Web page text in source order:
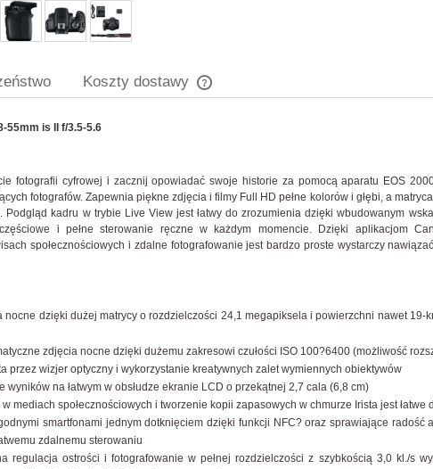
Koszty dostawy
55mm is II f/3.5-5.6
fotografii cyfrowej i zacznij opowiadać swoje historie za pomocą aparatu EOS
fotografów. Zapewnia piękne zdjęcia i filmy Full HD pełne kolorów i głębi, a
Podgląd kadru w trybie Live View jest łatwy do zrozumienia dzięki wbudowanym
i pełne sterowanie ręczne w każdym momencie. Dzięki aplikacjom
społecznościowych i zdalne fotografowanie jest bardzo proste wystarczy
nocne dzięki dużej matrycy o rozdzielczości 24,1 megapiksela i powierzchni nawet 19-
zdjęcia nocne dzięki dużemu zakresowi czułości ISO 100?6400 (możliwość
przez wizjer optyczny i wykorzystanie kreatywnych zalet wymiennych obiektywów
wyników na łatwym w obsłudze ekranie LCD o przekątnej 2,7 cala (6,8 cm)
mediach społecznościowych i tworzenie kopii zapasowych w chmurze Irista jest łatwe
smartfonami jednym dotknięciem dzięki funkcji NFC? oraz sprawiające radość
zdalnemu sterowaniu
regulacja ostrości i fotografowanie w pełnej rozdzielczości z szybkością 3,0 kl./s